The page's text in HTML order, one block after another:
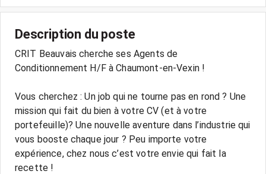
Description du poste
CRIT Beauvais cherche ses Agents de
Conditionnement H/F à Chaumont-en-Vexin !
Vous cherchez : Un job qui ne tourne pas en rond ? Une
mission qui fait du bien à votre CV (et à votre
portefeuille)? Une nouvelle aventure dans l’industrie qui
vous booste chaque jour ? Peu importe votre
expérience, chez nous c’est votre envie qui fait la
recette !